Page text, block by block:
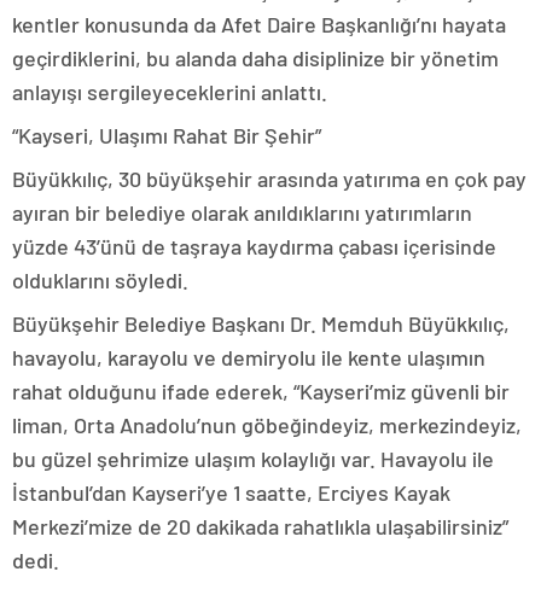
kentler konusunda da Afet Daire Başkanlığı’nı hayata
geçirdiklerini, bu alanda daha disiplinize bir yönetim
anlayışı sergileyeceklerini anlattı.
“Kayseri, Ulaşımı Rahat Bir Şehir”
Büyükkılıç, 30 büyükşehir arasında yatırıma en çok pay
ayıran bir belediye olarak anıldıklarını yatırımların
yüzde 43’ünü de taşraya kaydırma çabası içerisinde
olduklarını söyledi.
Büyükşehir Belediye Başkanı Dr. Memduh Büyükkılıç,
havayolu, karayolu ve demiryolu ile kente ulaşımın
rahat olduğunu ifade ederek, “Kayseri’miz güvenli bir
liman, Orta Anadolu’nun göbeğindeyiz, merkezindeyiz,
bu güzel şehrimize ulaşım kolaylığı var. Havayolu ile
İstanbul’dan Kayseri’ye 1 saatte, Erciyes Kayak
Merkezi’mize de 20 dakikada rahatlıkla ulaşabilirsiniz”
dedi.